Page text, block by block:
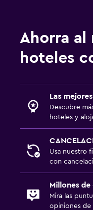
Aire libre
Zona de trabajo
Escritorio
Plancha para pantalones
Ahorra al
hoteles
Las
Descubre
hoteles y
Usa nuestro
con
Millones
Mira las
opiniones de